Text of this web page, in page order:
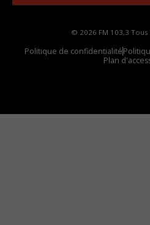
© 2026 FM 103,3
Politique de confidentialité
Plan